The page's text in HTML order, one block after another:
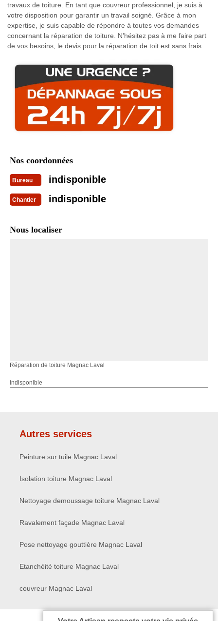
travaux de toiture. En tant que couvreur professionnel, je suis à
votre disposition pour garantir un travail soigné. Grâce à mon
expertise, je suis capable de répondre à toutes vos demandes
concernant la réparation de toiture. N'hésitez pas à me faire part
de vos besoins, le devis pour la réparation de toit est sans frais.
Nos coordonnées
Bureau indisponible
Chantier indisponible
Nous localiser
Réparation de toiture Magnac Laval
indisponible
Autres services
Peinture sur tuile Magnac Laval
Isolation toiture Magnac Laval
Nettoyage demoussage toiture Magnac Laval
Ravalement façade Magnac Laval
Pose nettoyage gouttière Magnac Laval
Etanchéité toiture Magnac Laval
couvreur Magnac Laval